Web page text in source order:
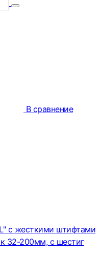
В сравнение
c жесткими штифтами
32-200мм, с шестиг